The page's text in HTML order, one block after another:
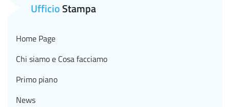
UfficioStampa
Home Page
Chi siamo e Cosa facciamo
Primo piano
News